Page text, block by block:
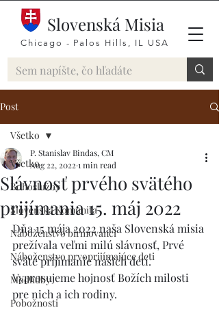
Slovenská Misia
Chicago - Palos Hills, IL USA
Post
Všetko
Bohoslužby
Slovenská Komunita
Náboženstvo birmovanci
Náboženstvo prvoprijímajúce deti
Modlidby
Pobožnosti
Všetko
Slávnosť prvého svätého
prijímania 15. máj 2022
P. Stanislav Bindas, CM
Aug 22, 2022 1 min read
Dňa 15 mája 2022 naša Slovenská misia
prežívala veľmi milú slávnosť, Prvé
sväté prijímanie našich detí.
Vyprosujeme hojnosť Božích milosti
pre nich a ich rodiny.